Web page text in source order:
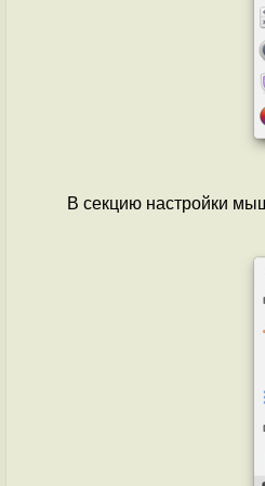
В секцию настройки